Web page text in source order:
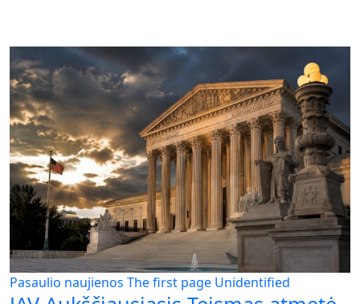
Pasaulio naujienos The first page Unidentified